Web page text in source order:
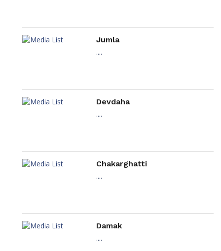
Jumla
....
Devdaha
....
Chakarghatti
....
Damak
....